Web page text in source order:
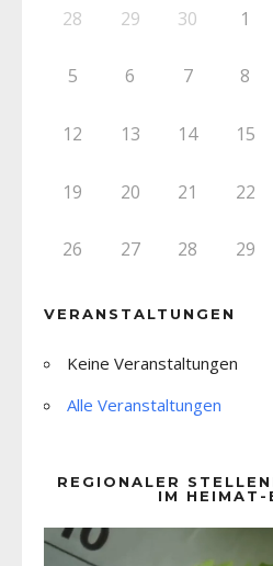
28 29 30 1
5 6 7 8
12 13 14 15
19 20 21 22
26 27 28 29
VERANSTALTUNGEN
Keine Veranstaltungen
Alle Veranstaltungen
REGIONALER
IM HEIMAT-